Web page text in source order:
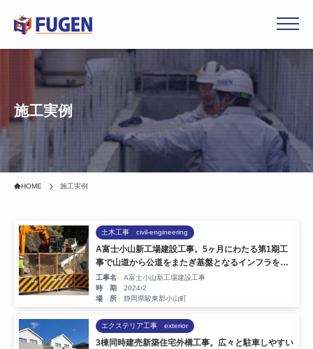
施工実例
HOME 施工実例
土木工事 civil-engineering
A富士小山新工場建設工事。5ヶ月にわたる第1期工
事で山道から公道をまたぎ基盤となるインフラを整
備し、新たな生産拠点を築きます。
工事名
A富士小山新工場建設工事
時 期
2024/2
場 所
静岡県駿東郡小山町
エクステリア工事 exterior
3棟同時建売新築住宅外構工事。広々と駐車しやすい
ホーム
選ばれる理由
事業内容
会社概要
採用情報
お知らせ